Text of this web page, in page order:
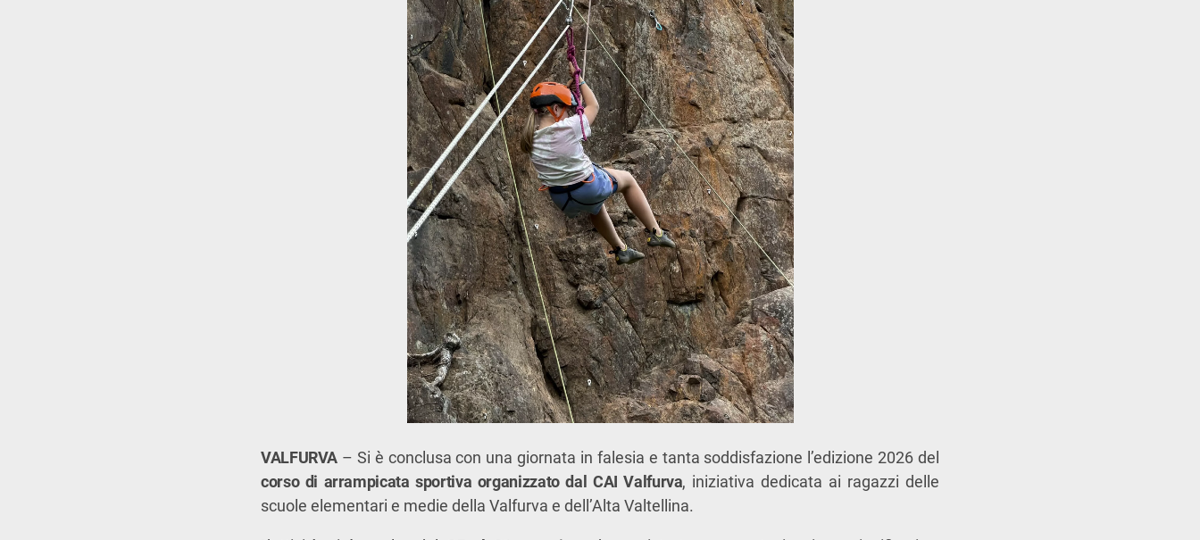
VALFURVA – Si è conclusa con una giornata in falesia e tanta soddisfazione l’edizione 2026 del
corso di arrampicata sportiva organizzato dal CAI Valfurva, iniziativa dedicata ai ragazzi delle
scuole elementari e medie della Valfurva e dell’Alta Valtellina.